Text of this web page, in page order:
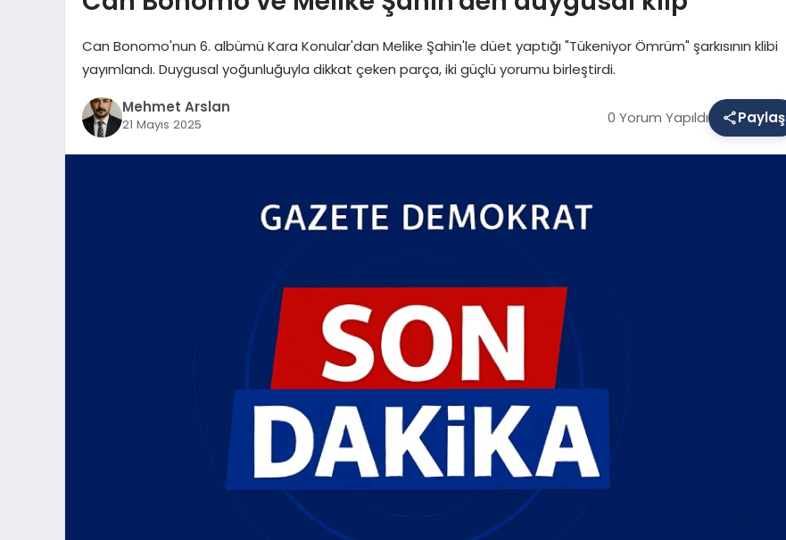
Can Bonomo'nun 6. albümü Kara Konular'dan Melike Şahin'le düet yaptığı "Tükeniyor Ömrüm" şarkısının klibi
yayımlandı. Duygusal yoğunluğuyla dikkat çeken parça, iki güçlü yorumu birleştirdi.
Mehmet Arslan
21 Mayıs 2025 0 Yorum Yapıldı Paylaş